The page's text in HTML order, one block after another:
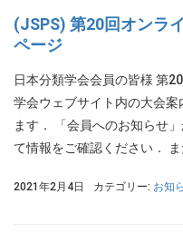
(JSPS) 第20回オンラ
ページ
日本分類学会会員の皆様 第
学会ウェブサイト内の大会
ます． 「会員へのお知らせ
て情報をご確認ください．
2021年2月4日 カテゴリー: お知